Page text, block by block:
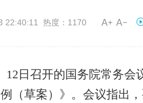
22:40:11 热度：1170
日召开的国务院常务会
（草案）》。会议指出